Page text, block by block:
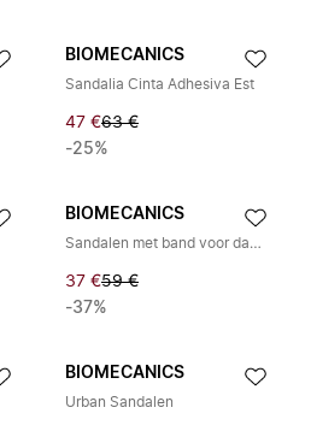
BIOMECANICS
Sandalia Cinta Adhesiva Est
47 €63 €
-25%
BIOMECANICS
Sandalen met band voor dames
37 €59 €
-37%
BIOMECANICS
Urban Sandalen